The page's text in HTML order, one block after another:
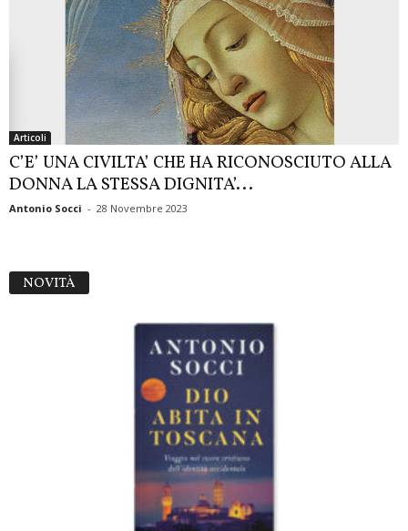
Articoli
C’E’ UNA CIVILTA’ CHE HA RICONOSCIUTO ALLA
DONNA LA STESSA DIGNITA’...
Antonio Socci - 28 Novembre 2023
NOVITÀ